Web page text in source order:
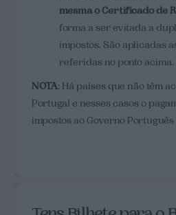
mesma o Certificado de
forma a ser evitada a
impostos. São aplicadas
referidas no ponto acima.
NOTA: Há países que não têm
Portugal e nesses casos o
impostos ao Governo